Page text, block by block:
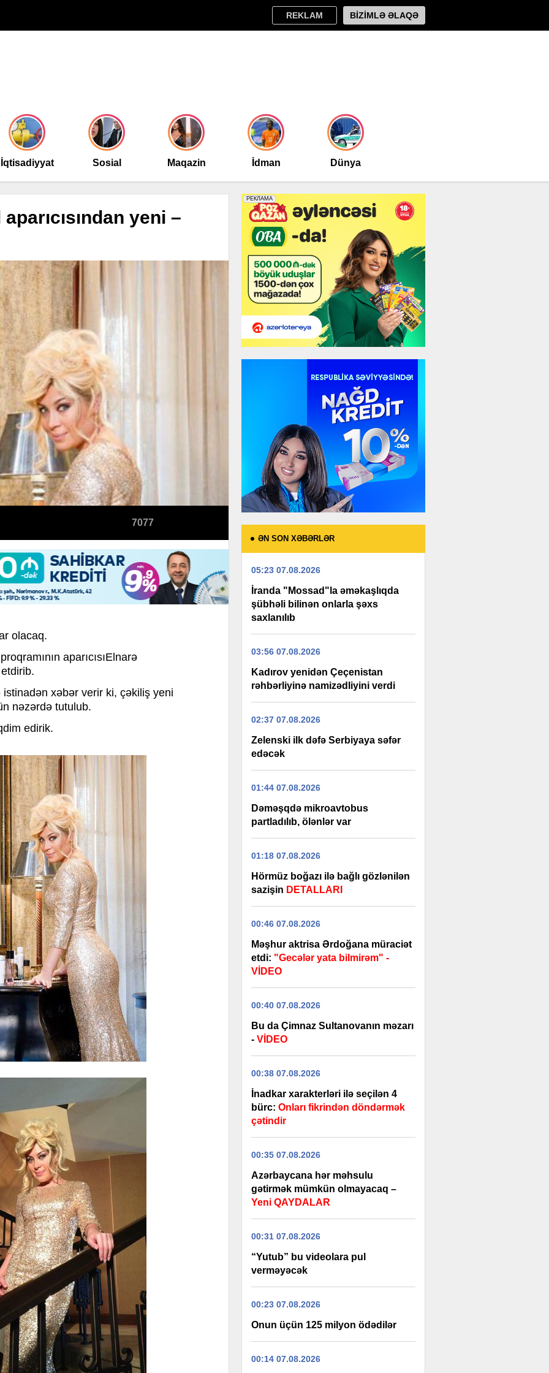
REKLAM BİZİMLƏ ƏLAQƏ
İqtisadiyyat Sosial Maqazin İdman Dünya
yeni –
7077
olacaq.
aparıcısıElnarə
xəbər verir ki, çəkiliş yeni
nəzərdə tutulub.
edirik.
ƏN SON XƏBƏRLƏR
05:23 07.08.2026
İranda "Mossad"la əməkaşlıqda
şübhəli bilinən onlarla şəxs
saxlanılıb
03:56 07.08.2026
Kadırov yenidən Çeçenistan
rəhbərliyinə namizədliyini verdi
02:37 07.08.2026
Zelenski ilk dəfə Serbiyaya səfər
edəcək
01:44 07.08.2026
Dəməşqdə mikroavtobus
partladılıb, ölənlər var
01:18 07.08.2026
Hörmüz boğazı ilə bağlı gözlənilən
sazişin DETALLARI
00:46 07.08.2026
Məşhur aktrisa Ərdoğana müraciət
etdi: "Gecələr yata bilmirəm" -
VİDEO
00:40 07.08.2026
Bu da Çimnaz Sultanovanın məzarı
- VİDEO
00:38 07.08.2026
İnadkar xarakterləri ilə seçilən 4
bürc: Onları fikrindən döndərmək
çətindir
00:35 07.08.2026
Azərbaycana hər məhsulu
gətirmək mümkün olmayacaq –
Yeni QAYDALAR
00:31 07.08.2026
“Yutub” bu videolara pul
verməyəcək
00:23 07.08.2026
Onun üçün 125 milyon ödədilər
00:14 07.08.2026